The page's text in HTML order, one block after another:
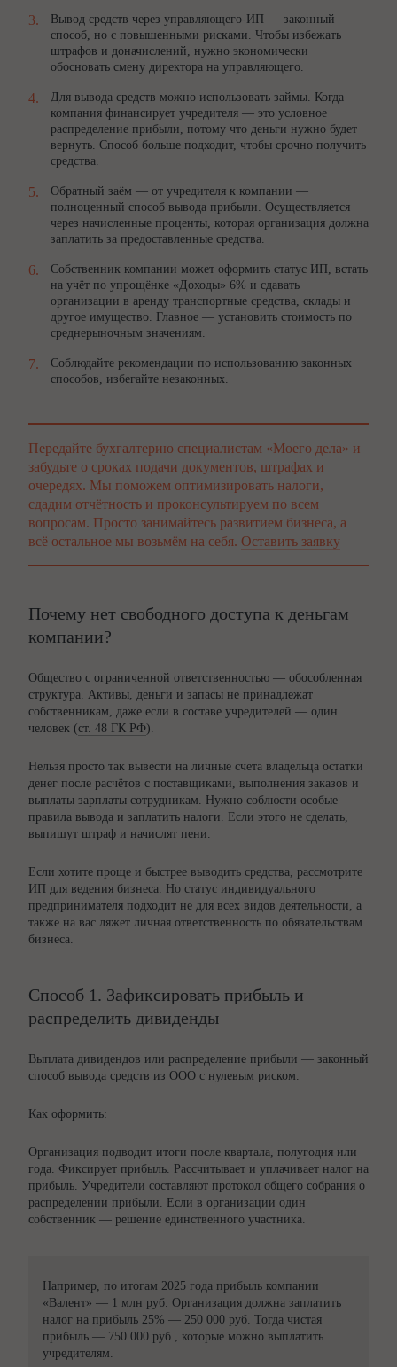
Вывод средств через управляющего-ИП — законный
способ, но с повышенными рисками. Чтобы избежать
штрафов и доначислений, нужно экономически
обосновать смену директора на управляющего.
Для вывода средств можно использовать займы. Когда
компания финансирует учредителя — это условное
распределение прибыли, потому что деньги нужно будет
вернуть. Способ больше подходит, чтобы срочно получить
средства.
Обратный заём — от учредителя к компании —
полноценный способ вывода прибыли. Осуществляется
через начисленные проценты, которая организация должна
заплатить за предоставленные средства.
Собственник компании может оформить статус ИП, встать
на учёт по упрощёнке «Доходы» 6% и сдавать
организации в аренду транспортные средства, склады и
другое имущество. Главное — установить стоимость по
среднерыночным значениям.
Соблюдайте рекомендации по использованию законных
способов, избегайте незаконных.
Передайте бухгалтерию специалистам «Моего дела» и
забудьте о сроках подачи документов, штрафах и
очередях. Мы поможем оптимизировать налоги,
сдадим отчётность и проконсультируем по всем
вопросам. Просто занимайтесь развитием бизнеса, а
всё остальное мы возьмём на себя. Оставить заявку
Почему нет свободного доступа к деньгам
компании?
Общество с ограниченной ответственностью — обособленная
структура. Активы, деньги и запасы не принадлежат
собственникам, даже если в составе учредителей — один
человек (ст. 48 ГК РФ).
Нельзя просто так вывести на личные счета владельца остатки
денег после расчётов с поставщиками, выполнения заказов и
выплаты зарплаты сотрудникам. Нужно соблюсти особые
правила вывода и заплатить налоги. Если этого не сделать,
выпишут штраф и начислят пени.
Если хотите проще и быстрее выводить средства, рассмотрите
ИП для ведения бизнеса. Но статус индивидуального
предпринимателя подходит не для всех видов деятельности, а
также на вас ляжет личная ответственность по обязательствам
бизнеса.
Способ 1. Зафиксировать прибыль и
распределить дивиденды
Выплата дивидендов или распределение прибыли — законный
способ вывода средств из ООО с нулевым риском.
Как оформить:
Организация подводит итоги после квартала, полугодия или
года. Фиксирует прибыль. Рассчитывает и уплачивает налог на
прибыль. Учредители составляют протокол общего собрания о
распределении прибыли. Если в организации один
собственник — решение единственного участника.
Например, по итогам 2025 года прибыль компании
«Валент» — 1 млн руб. Организация должна заплатить
налог на прибыль 25% — 250 000 руб. Тогда чистая
прибыль — 750 000 руб., которые можно выплатить
учредителям.